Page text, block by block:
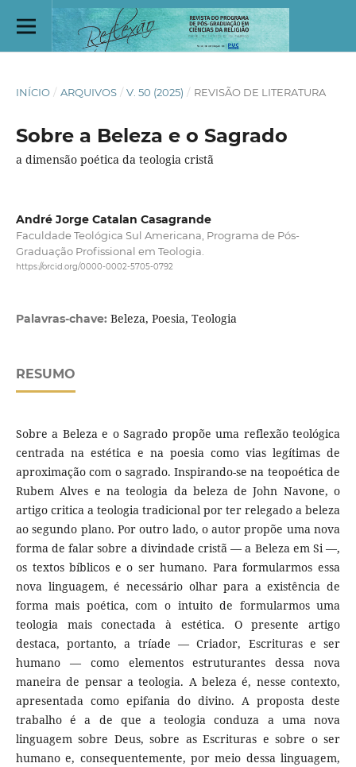
INÍCIO / ARQUIVOS / V. 50 (2025) / REVISÃO DE LITERATURA
Sobre a Beleza e o Sagrado
a dimensão poética da teologia cristã
André Jorge Catalan Casagrande
Faculdade Teológica Sul Americana, Programa de Pós-
Graduação Profissional em Teologia.
https://orcid.org/0000-0002-5705-0792
Palavras-chave: Beleza, Poesia, Teologia
RESUMO
Sobre a Beleza e o Sagrado propõe uma reflexão teológica
centrada na estética e na poesia como vias legítimas de
aproximação com o sagrado. Inspirando-se na teopoética de
Rubem Alves e na teologia da beleza de John Navone, o
artigo critica a teologia tradicional por ter relegado a beleza
ao segundo plano. Por outro lado, o autor propõe uma nova
forma de falar sobre a divindade cristã — a Beleza em Si —,
os textos bíblicos e o ser humano. Para formularmos essa
nova linguagem, é necessário olhar para a existência de
forma mais poética, com o intuito de formularmos uma
teologia mais conectada à estética. O presente artigo
destaca, portanto, a tríade — Criador, Escrituras e ser
humano — como elementos estruturantes dessa nova
maneira de pensar a teologia. A beleza é, nesse contexto,
apresentada como epifania do divino. A proposta deste
trabalho é a de que a teologia conduza a uma nova
linguagem sobre Deus, sobre as Escrituras e sobre o ser
humano e, consequentemente, por meio dessa linguagem,